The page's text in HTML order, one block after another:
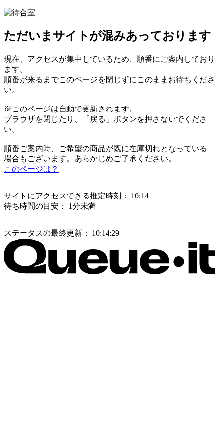
ただいまサイトが混みあっております
現在、アクセスが集中しているため、順番にご案内しており
ます。
順番が来るまでこのページを閉じずにこのままお待ちくださ
い。
※このページは自動で更新されます。
ブラウザを閉じたり、「戻る」ボタンを押さないでくださ
い。
順番ご案内時、ご希望の商品が既に在庫切れとなっている
場合もございます。あらかじめご了承ください。
このページは？
サイトにアクセスできる推定時刻：
10:14
待ち時間の目安：
1分未満
ステータスの最終更新： 10:14:29